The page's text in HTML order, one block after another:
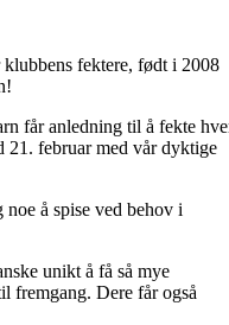
fektere, født i 2008
får anledning til å fekte
21. februar med vår dyktige
å spise ved behov i
unikt å få så mye
fremgang. Dere får også